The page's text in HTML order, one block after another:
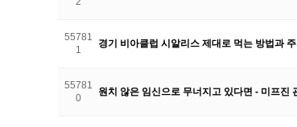
55781
1
경기 비아클럽 시알리스 제대로 먹는 방법과
55781
0
원치 않은 임신으로 무너지고 있다면 - 미프진